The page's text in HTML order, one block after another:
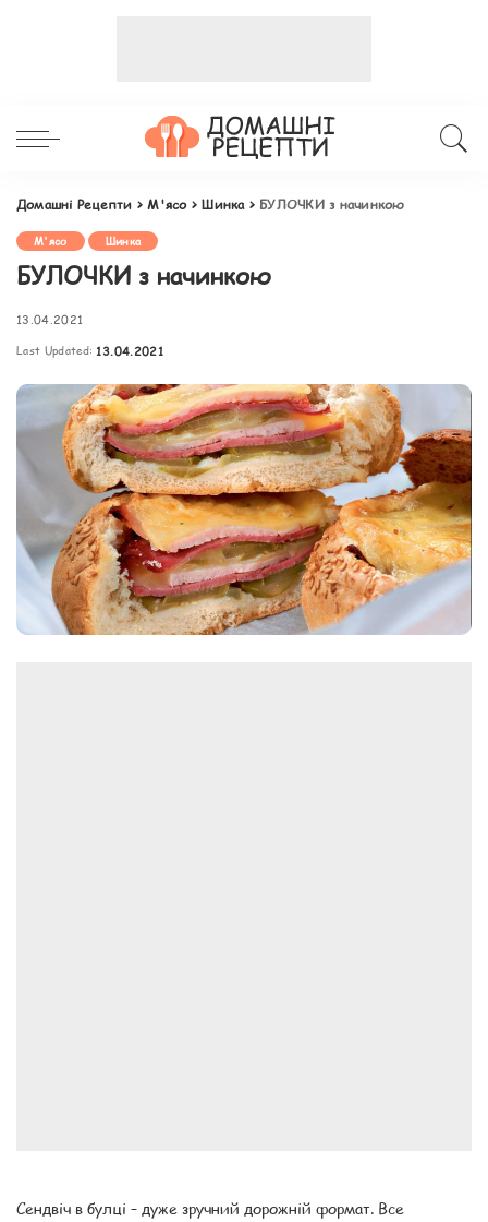
Домашні Рецепти >М'ясо>Шинка> БУЛОЧКИ з начинкою
М'ясо Шинка
БУЛОЧКИ з начинкою
13.04.2021
Last Updated: 13.04.2021
Сендвіч в булці – дуже зручний дорожній формат. Все